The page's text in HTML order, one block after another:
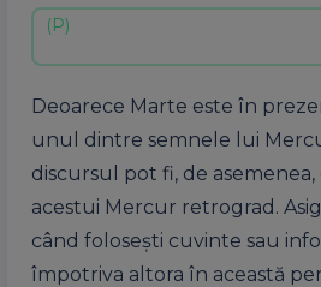
Deoarece Marte este în
unul dintre semnele lui
discursul pot fi, de
acestui Mercur retrograd.
când folosești cuvinte sau
împotriva altora în această